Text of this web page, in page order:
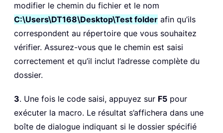
modifier le chemin du fichier et le nom
C:\Users\DT168\Desktop\Test folder afin qu’ils
correspondent au répertoire que vous souhaitez
vérifier. Assurez-vous que le chemin est saisi
correctement et qu’il inclut l’adresse complète du
dossier.
3. Une fois le code saisi, appuyez sur F5 pour
exécuter la macro. Le résultat s’affichera dans une
boîte de dialogue indiquant si le dossier spécifié